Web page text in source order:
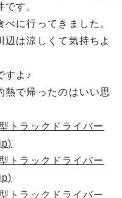
す。
に行ってきました。
辺は涼しくて気持ちよ
すよ♪
熱で帰ったのはいい思
トラックドライバー
トラックドライバー
トラックドライバー